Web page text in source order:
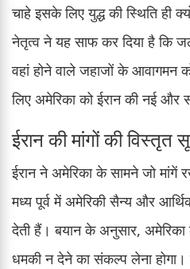
चाहे इसके लिए युद्ध की स्थिति ही
नेतृत्व ने यह साफ कर दिया है कि
वहां होने वाले जहाजों के आवागमन
लिए अमेरिका को ईरान की नई और
ईरान की मांगों की विस्तृत
ईरान ने अमेरिका के सामने जो मांगें
मध्य पूर्व में अमेरिकी सैन्य और
देती हैं। बयान के अनुसार, अमेरिका
धमकी न देने का संकल्प लेना